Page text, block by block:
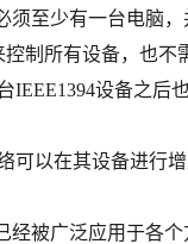
至少有一台电脑，
制所有设备，也
IEEE1394设备之
以在其设备进行
广泛应用于各个